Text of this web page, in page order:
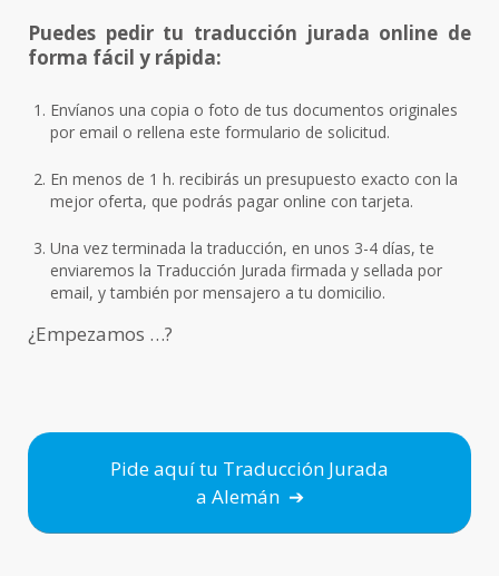
Puedes pedir tu traducción jurada online de
forma fácil y rápida:
Envíanos una copia o foto de tus documentos originales
por email o rellena este formulario de solicitud.
En menos de 1 h. recibirás un presupuesto exacto con la
mejor oferta, que podrás pagar online con tarjeta.
Una vez terminada la traducción, en unos 3-4 días, te
enviaremos la Traducción Jurada firmada y sellada por
email, y también por mensajero a tu domicilio.
¿Empezamos …?
Pide aquí tu Traducción Jurada
a Alemán ➔